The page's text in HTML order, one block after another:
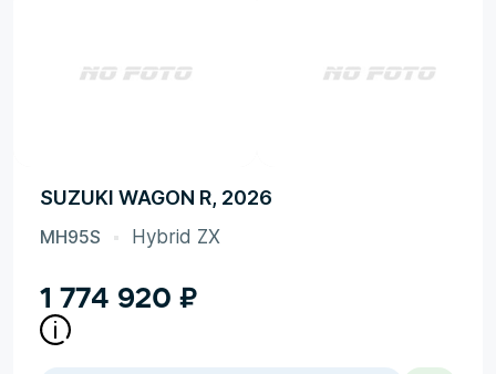
SUZUKI WAGON R, 2026
MH95S Hybrid ZX
1 774 920 ₽